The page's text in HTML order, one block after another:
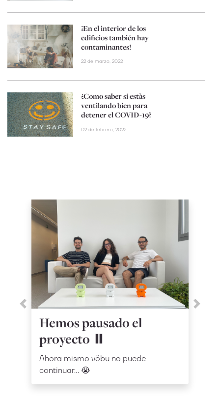
¡En el interior de los
edificios también hay
contaminantes!
22 de marzo, 2022
¿Como saber si estàs
ventilando bien para
detener el COVID-19?
02 de febrero, 2022
Hemos pausado el
proyecto ⏸️
Ahora mismo vöbu no puede
continuar… 😭
Previous Next